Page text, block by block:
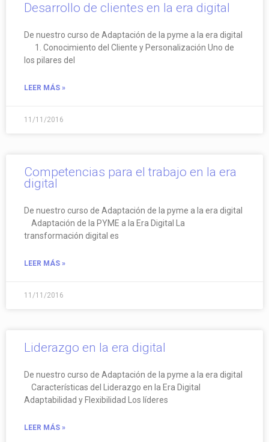
Desarrollo de clientes en la era digital
De nuestro curso de Adaptación de la pyme a la era digital
1. Conocimiento del Cliente y Personalización Uno de
los pilares del
LEER MÁS »
11/11/2016
Competencias para el trabajo en la era
digital
De nuestro curso de Adaptación de la pyme a la era digital
Adaptación de la PYME a la Era Digital La
transformación digital es
LEER MÁS »
11/11/2016
Liderazgo en la era digital
De nuestro curso de Adaptación de la pyme a la era digital
Características del Liderazgo en la Era Digital
Adaptabilidad y Flexibilidad Los líderes
LEER MÁS »